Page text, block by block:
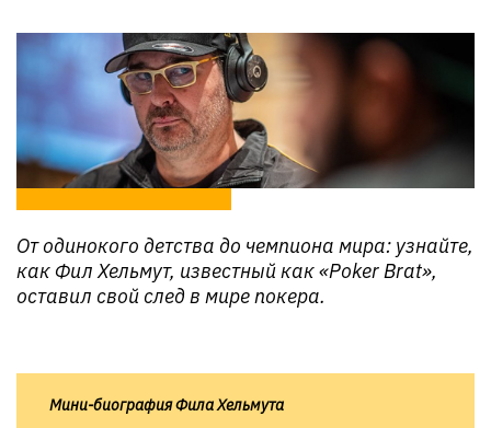
От одинокого детства до чемпиона мира: узнайте,
как Фил Хельмут, известный как «Poker Brat»,
оставил свой след в мире покера.
Мини-биография Фила Хельмута